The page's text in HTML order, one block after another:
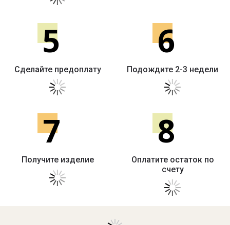
5
Сделайте предоплату
6
Подождите 2-3 недели
7
Получите изделие
8
Оплатите остаток по
счету